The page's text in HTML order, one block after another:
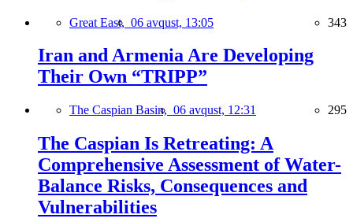
Great East, 06 avqust, 13:05 343
Iran and Armenia Are Developing
Their Own “TRIPP”
The Caspian Basin, 06 avqust, 12:31 295
The Caspian Is Retreating: A
Comprehensive Assessment of Water-
Balance Risks, Consequences and
Vulnerabilities